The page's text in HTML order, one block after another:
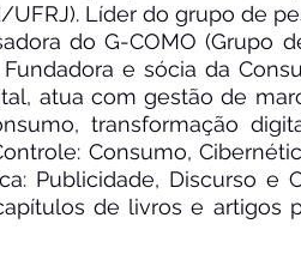
Líder do grupo de
do G-COMO (Grupo
e sócia da
atua com gestão de
transformação
Consumo,
Publicidade, Discurso e
de livros e artigos